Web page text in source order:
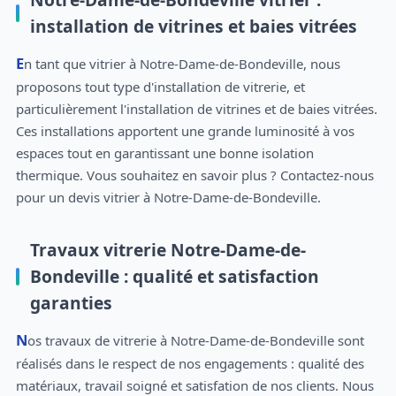
installation de vitrines et baies vitrées
En tant que vitrier à Notre-Dame-de-Bondeville, nous
proposons tout type d'installation de vitrerie, et
particulièrement l'installation de vitrines et de baies vitrées.
Ces installations apportent une grande luminosité à vos
espaces tout en garantissant une bonne isolation
thermique. Vous souhaitez en savoir plus ? Contactez-nous
pour un devis vitrier à Notre-Dame-de-Bondeville.
Travaux vitrerie Notre-Dame-de-
Bondeville : qualité et satisfaction
garanties
Nos travaux de vitrerie à Notre-Dame-de-Bondeville sont
réalisés dans le respect de nos engagements : qualité des
matériaux, travail soigné et satisfation de nos clients. Nous